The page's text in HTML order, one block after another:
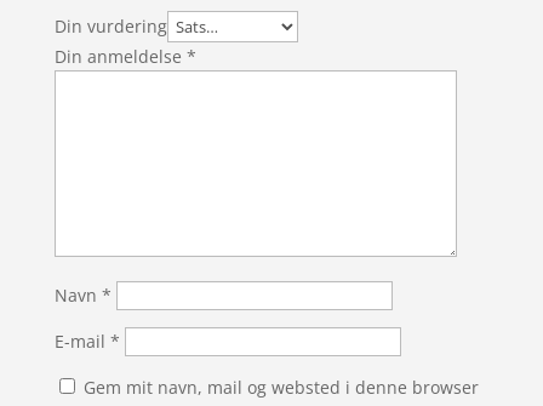
Din vurdering
Din anmeldelse *
Navn *
E-mail *
Gem mit navn, mail og websted i denne browser